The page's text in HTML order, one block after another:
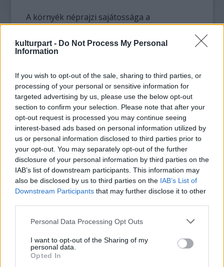
kulturpart - Do Not Process My Personal
Information
If you wish to opt-out of the sale, sharing to third parties, or
processing of your personal or sensitive information for
targeted advertising by us, please use the below opt-out
section to confirm your selection. Please note that after your
opt-out request is processed you may continue seeing
interest-based ads based on personal information utilized by
us or personal information disclosed to third parties prior to
your opt-out. You may separately opt-out of the further
disclosure of your personal information by third parties on the
IAB’s list of downstream participants. This information may
also be disclosed by us to third parties on the IAB’s List of
Downstream Participants that may further disclose it to other
Please note that this website/app uses one or more Google
not limited to your visit or usage behaviour. You may click to
grant or deny consent to Google and its third-party tags to
use your data for below specified purposes in below Google
Personal Data Processing Opt Outs
I want to opt-out of the Sharing of my
personal data.
Opted In
A környék néprajzi sajátossága a
kurtaszoknyás viselet, ebből is kapnak
ízelítőt a látogatók, mert a helyi
folklórcsoportok és hagyományőrzők is
zenei, folklór, bábos, színházi és irodalmi
színpad, továbbá haditorna-bemutatók és
kézműves foglalkozások. A részletes
program awww.eurohidalapitvany.huoldalon
érhető el.
A "kurtaszoknyás" falvakban az asszonyok
rövid szoknyában járnak, ezt a hagyomány
szerint a török időkben az esztergomi bég
rendelte el, mert látni akarta a menyecskék
lábát. Parancsára megkurtították a szoknyát,
húztak, így jártak túl a bég eszén.